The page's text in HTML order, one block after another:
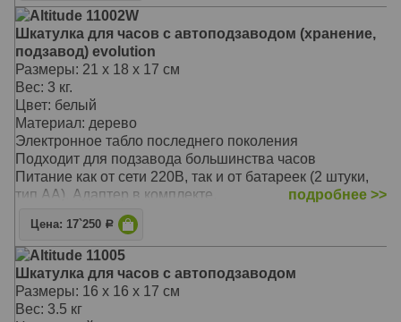
хранения.
Удобные держатели с функцией выдвижения под
браслет.
Бесшумная работа
Подзавод всех (99%) часов любой сложности!
Питание от сети 220В
Стильный лаконичный дизайн
Altitude 11002W
Шкатулка для часов с автоподзаводом (хранение,
подзавод) evolution
Размеры: 21 х 18 х 17 см
Вес: 3 кг.
Цвет: белый
Материал: дерево
Электронное табло последнего поколения
Подходит для подзавода большинства часов
Питание как от сети 220В, так и от батареек (2 штуки,
тип АА). Адаптер в комплекте.
Возможность выбора пользовательского режима и
регулировка количества оборотов
Основной режим - 1800 оборотов в сутки.
Подушечка и держатель - универсальные, размер
регулируется под конкретные часы.
подробнее >>
Цена: 17`250 Р
Altitude 11005
Шкатулка для часов с автоподзаводом
Размеры: 16 х 16 х 17 см
Вес: 3.5 кг